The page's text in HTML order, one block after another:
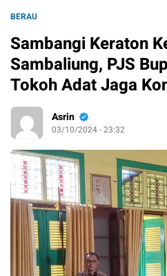
BERAU
Sambangi Keraton
Sambaliung, PJS
Tokoh Adat Jaga
Asrin
03/10/2024 - 23:32